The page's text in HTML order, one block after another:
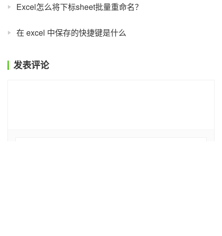
Excel怎么将下标sheet批量重命名？
在 excel 中保存的快捷键是什么
发表评论